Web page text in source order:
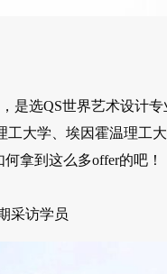
是选QS世界艺术设计
大学、埃因霍温理工
拿到这么多offer的吧！
采访学员